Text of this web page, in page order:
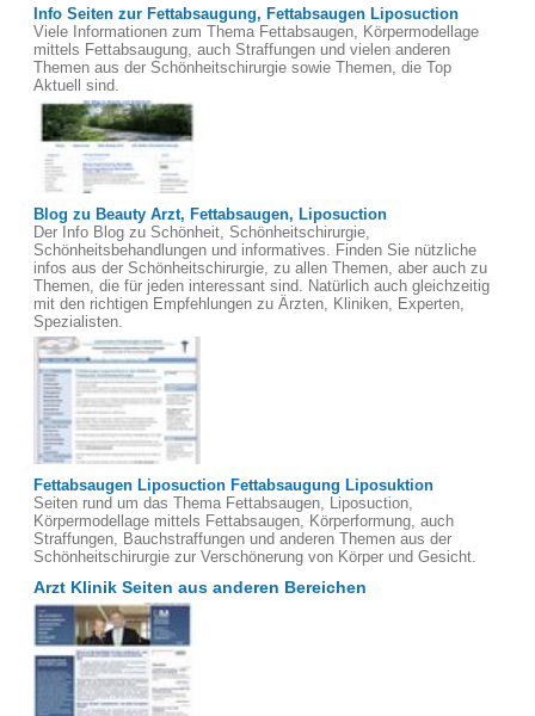
Info Seiten zur Fettabsaugung, Fettabsaugen Liposuction
Viele Informationen zum Thema Fettabsaugen, Körpermodellage
mittels Fettabsaugung, auch Straffungen und vielen anderen
Themen aus der Schönheitschirurgie sowie Themen, die Top
Aktuell sind.
Blog zu Beauty Arzt, Fettabsaugen, Liposuction
Der Info Blog zu Schönheit, Schönheitschirurgie,
Schönheitsbehandlungen und informatives. Finden Sie nützliche
infos aus der Schönheitschirurgie, zu allen Themen, aber auch zu
Themen, die für jeden interessant sind. Natürlich auch gleichzeitig
mit den richtigen Empfehlungen zu Ärzten, Kliniken, Experten,
Spezialisten.
Fettabsaugen Liposuction Fettabsaugung Liposuktion
Seiten rund um das Thema Fettabsaugen, Liposuction,
Körpermodellage mittels Fettabsaugen, Körperformung, auch
Straffungen, Bauchstraffungen und anderen Themen aus der
Schönheitschirurgie zur Verschönerung von Körper und Gesicht.
Arzt Klinik Seiten aus anderen Bereichen